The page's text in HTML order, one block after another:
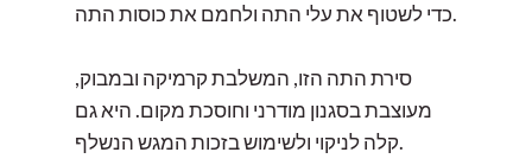
כדי לשטוף את עלי התה ולחמם את כוסות התה.
סירת התה הזו, המשלבת קרמיקה ובמבוק,
מעוצבת בסגנון מודרני וחוסכת מקום. היא גם
קלה לניקוי ולשימוש בזכות המגש הנשלף.